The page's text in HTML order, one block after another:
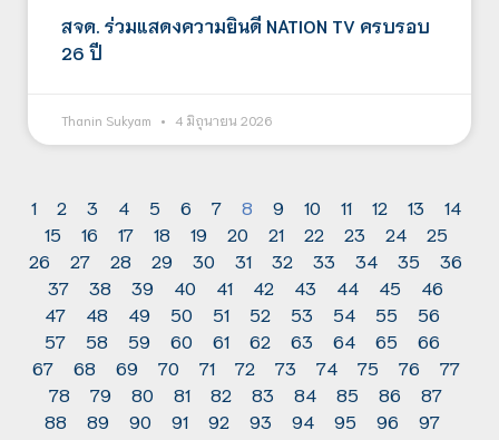
สจด. ร่วมแสดงความยินดี NATION TV ครบรอบ
26 ปี
Thanin Sukyam 4 มิถุนายน 2026
1 2 3 4 5 6 7 8 9 10 11 12 13
14
15
16 17 18 19 20 21 22 23 24
25
26
27 28 29 30 31 32 33 34 35
36
37
38 39 40 41 42 43 44 45
46
47
48 49 50 51 52 53 54 55
56
57
58 59 60 61 62 63 64 65
66
67
68 69 70 71 72 73 74 75 76
77
78
79 80 81 82 83 84 85 86
87
88
89 90 91 92 93 94 95 96
97